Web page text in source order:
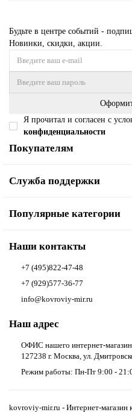
Будьте в центре событий -
Новинки, скидки, акции.
Я прочитал и согласен с
конфиденциальности
Покупателям
Служба поддержки
Популярные категории
Наши контакты
+7 (495)822-47-48
+7 (929)577-36-77
info@kovroviy-mir.ru
Наш адрес
ОФИС нашего интернет-
127238 г. Москва, ул.
Режим работы: Пн-Пт 9:00 -
kovroviy-mir.ru - Интернет-магазин